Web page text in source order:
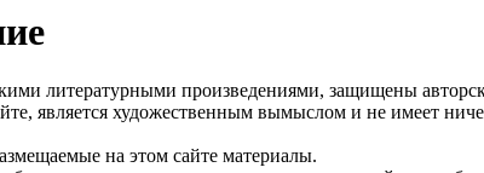
литературными произведениями, защищены
является художественным вымыслом и не имеет
на этом сайте материалы.